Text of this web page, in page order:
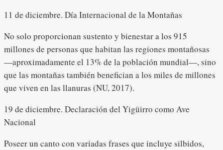
11 de diciembre. Día Internacional de la Montañas
No solo proporcionan sustento y bienestar a los 915
millones de personas que habitan las regiones montañosas
—aproximadamente el 13% de la población mundial—, sino
que las montañas también benefician a los miles de millones
que viven en las llanuras (NU, 2017).
19 de diciembre. Declaración del Yigüirro como Ave
Nacional
Poseer un canto con variadas frases que incluye silbidos,